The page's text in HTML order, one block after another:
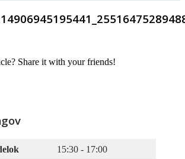
Share it with your friends!
15:30 - 17:00